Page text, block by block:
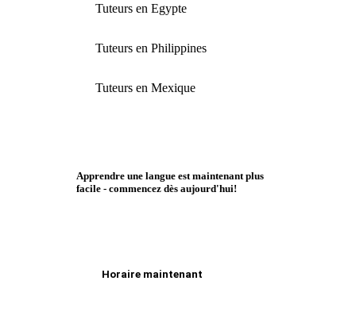
Tuteurs en Egypte
Tuteurs en Philippines
Tuteurs en Mexique
Apprendre une langue est maintenant plus
facile - commencez dès aujourd'hui!
Horaire maintenant